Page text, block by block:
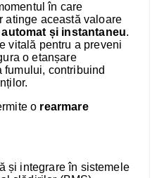
în care
atinge această valoare
și instantaneu.
vitală pentru a preveni
o etanșare
fumului, contribuind
o rearmare
și integrare în sistemele